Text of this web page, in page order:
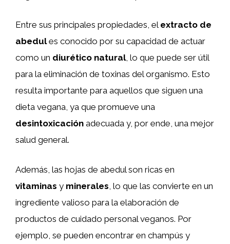
Entre sus principales propiedades, el extracto de
abedules conocido por su capacidad de actuar
como un diurético natural, lo que puede ser útil
para la eliminación de toxinas del organismo. Esto
resulta importante para aquellos que siguen una
dieta vegana, ya que promueve una
desintoxicación adecuada y, por ende, una mejor
salud general.
Además, las hojas de abedul son ricas en
vitaminas y minerales , lo que las convierte en un
ingrediente valioso para la elaboración de
productos de cuidado personal veganos. Por
ejemplo, se pueden encontrar en champús y